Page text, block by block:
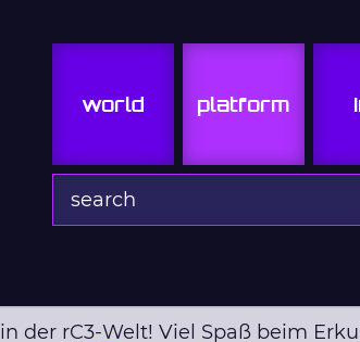
world platform
der rC3-Welt! Viel Spaß beim